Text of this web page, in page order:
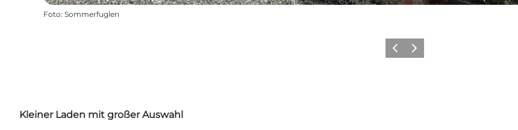
Foto: Sommerfuglen
ZurückWeiter
Kleiner Laden mit großer Auswahl